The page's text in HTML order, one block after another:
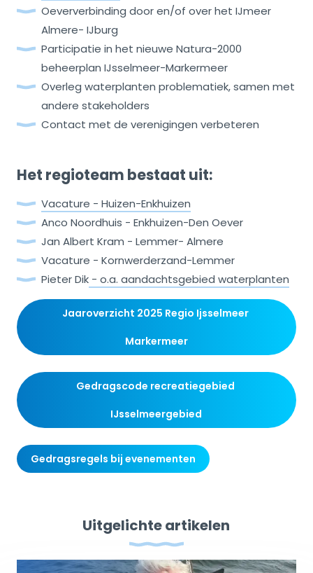
Oeververbinding door en/of over het IJmeer
Almere- IJburg
Participatie in het nieuwe Natura-2000
beheerplan IJsselmeer-Markermeer
Overleg waterplanten problematiek, samen met
andere stakeholders
Contact met de verenigingen verbeteren
Het regioteam bestaat uit:
Vacature - Huizen-Enkhuizen
Anco Noordhuis - Enkhuizen-Den Oever
Jan Albert Kram - Lemmer- Almere
Vacature - Kornwerderzand-Lemmer
Pieter Dik - o.a. aandachtsgebied waterplanten
Jaaroverzicht 2025 Regio Ijsselmeer
Markermeer
Gedragscode recreatiegebied
IJsselmeergebied
Gedragsregels bij evenementen
Uitgelichte artikelen